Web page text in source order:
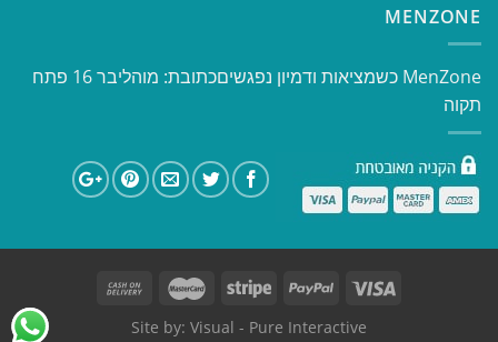
MENZONE
​​MenZone כשמציאות ודמיון נפגשים​ כתובת: מוהליבר 16 פתח
תקוה
Site by: Visual - Pure Interactive